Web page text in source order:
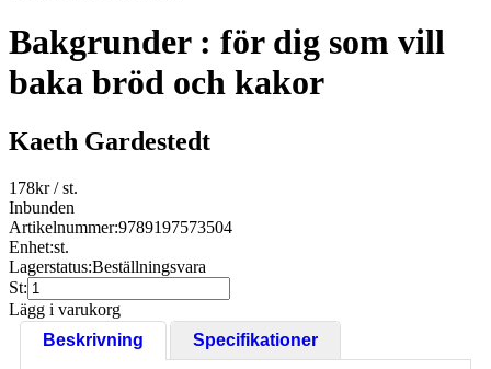
Bakgrunder : för dig som vill
baka bröd och kakor
Kaeth Gardestedt
178kr/ st.
Inbunden
Artikelnummer:9789197573504
Enhet:st.
Lagerstatus:Beställningsvara
St:
Lägg i varukorg
Beskrivning
Specifikationer